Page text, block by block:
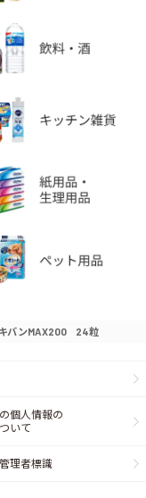
キバンMAX200 24粒
個人情報の
いて
理者標識